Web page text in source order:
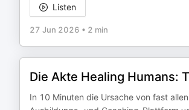
Listen
27 Jun 2026 • 2 min
Die Akte Healing Humans:
In 10 Minuten die Ursache von fast